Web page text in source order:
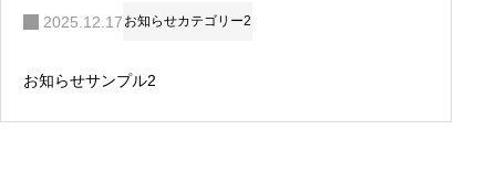
2025.12.17 お知らせカテゴリー2
お知らせサンプル2